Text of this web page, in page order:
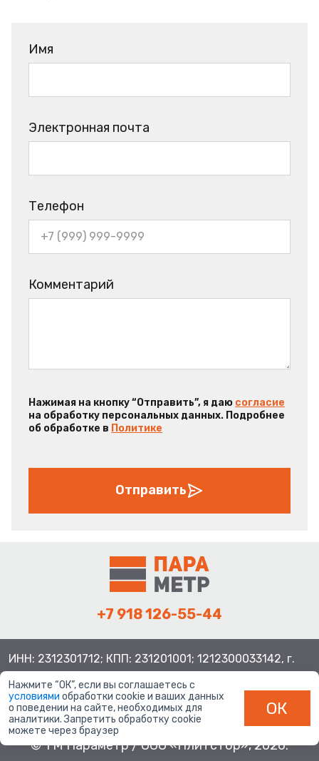
Имя
Электронная почта
Телефон
Комментарий
Нажимая на кнопку “Отправить”, я даю согласие
на обработку персональных данных. Подробнее
об обработке в Политике
Отправить
+7 918 126-55-44
ИНН: 2312301712; КПП: 231201001; 1212300033142, г.
Краснодар ул. Просторная, 21, индекс 350080
© ТМ Параметр / ООО «Плитстор», 2026.
Нажмите “ОК”, если вы соглашаетесь с
условиями обработки cookie и ваших данных
о поведении на сайте, необходимых для
аналитики. Запретить обработку cookie
можете через браузер
ОК